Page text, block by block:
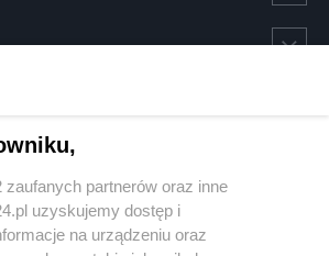
zaufanych partnerów oraz inne
uzyskujemy dostęp i
na urządzeniu oraz